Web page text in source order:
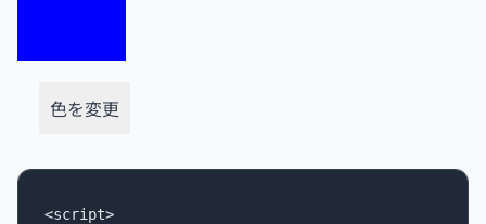
色を変更
<script>